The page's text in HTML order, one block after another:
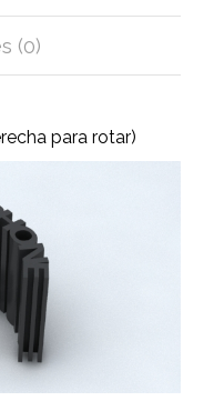
(0)
para rotar)